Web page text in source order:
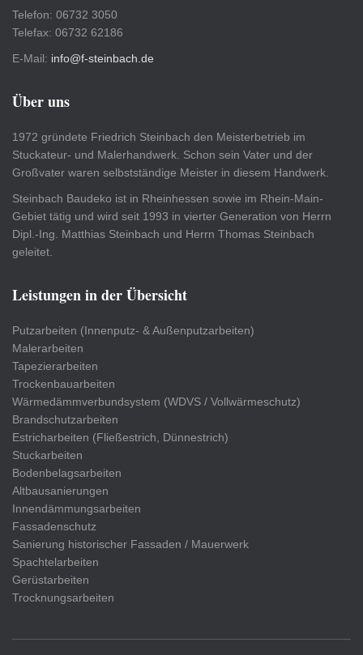
Telefon: 06732 3050
Telefax: 06732 62186
E-Mail: info@f-steinbach.de
Über uns
1972 gründete Friedrich Steinbach den Meisterbetrieb im
Stuckateur- und Malerhandwerk. Schon sein Vater und der
Großvater waren selbstständige Meister in diesem Handwerk.
Steinbach Baudeko ist in Rheinhessen sowie im Rhein-Main-
Gebiet tätig und wird seit 1993 in vierter Generation von Herrn
Dipl.-Ing. Matthias Steinbach und Herrn Thomas Steinbach
geleitet.
Leistungen in der Übersicht
Putzarbeiten (Innenputz- & Außenputzarbeiten)
Malerarbeiten
Tapezierarbeiten
Trockenbauarbeiten
Wärmedämmverbundsystem (WDVS / Vollwärmeschutz)
Brandschutzarbeiten
Estricharbeiten (Fließestrich, Dünnestrich)
Stuckarbeiten
Bodenbelagsarbeiten
Altbausanierungen
Innendämmungsarbeiten
Fassadenschutz
Sanierung historischer Fassaden / Mauerwerk
Spachtelarbeiten
Gerüstarbeiten
Trocknungsarbeiten